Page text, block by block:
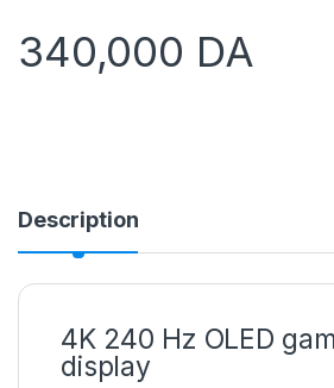
340,000 DA
Description
4K 240 Hz OLED
display